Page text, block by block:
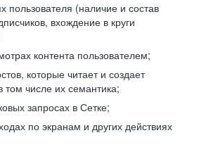
пользователя (наличие и состав
вхождение в круги
контента пользователем;
которые читает и создает
том числе их семантика;
запросах в Сетке;
по экранам и других действиях